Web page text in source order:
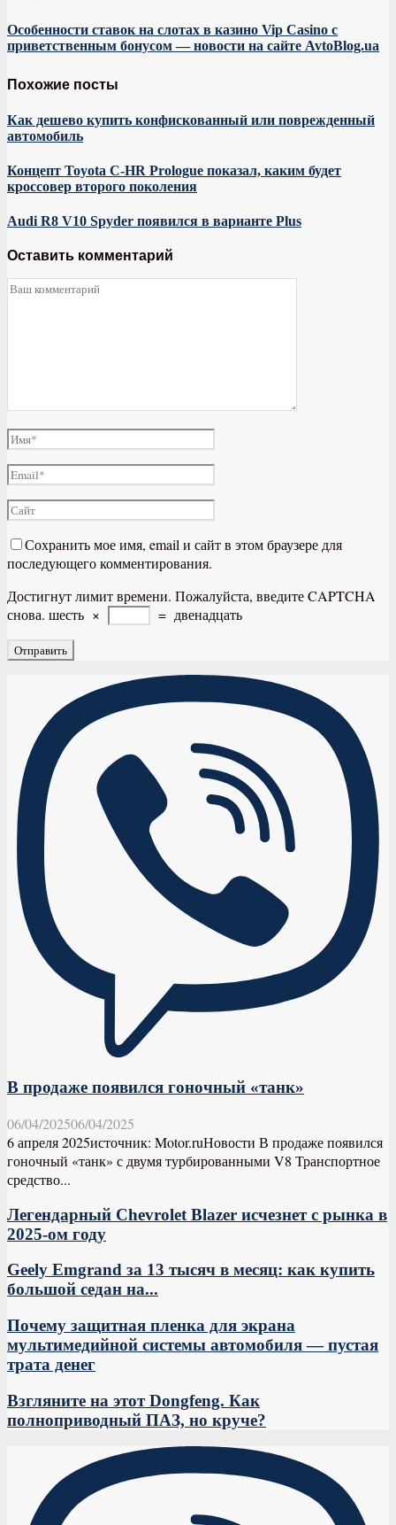
Особенности ставок на слотах в казино Vip Casino с
приветственным бонусом — новости на сайте AvtoBlog.ua
Похожие посты
Как дешево купить конфискованный или поврежденный
автомобиль
Концепт Toyota C-HR Prologue показал, каким будет
кроссовер второго поколения
Audi R8 V10 Spyder появился в варианте Plus
Оставить комментарий
Сохранить мое имя, email и сайт в этом браузере для
последующего комментирования.
Достигнут лимит времени. Пожалуйста, введите CAPTCHA
снова. шесть × = двенадцать
В продаже появился гоночный «танк»
06/04/202506/04/2025
6 апреля 2025источник: Motor.ruНовости В продаже появился
гоночный «танк» с двумя турбированными V8 Транспортное
средство...
Легендарный Chevrolet Blazer исчезнет с рынка в
2025-ом году
Geely Emgrand за 13 тысяч в месяц: как купить
большой седан на...
Почему защитная пленка для экрана
мультимедийной системы автомобиля — пустая
трата денег
Взгляните на этот Dongfeng. Как
полноприводный ПАЗ, но круче?